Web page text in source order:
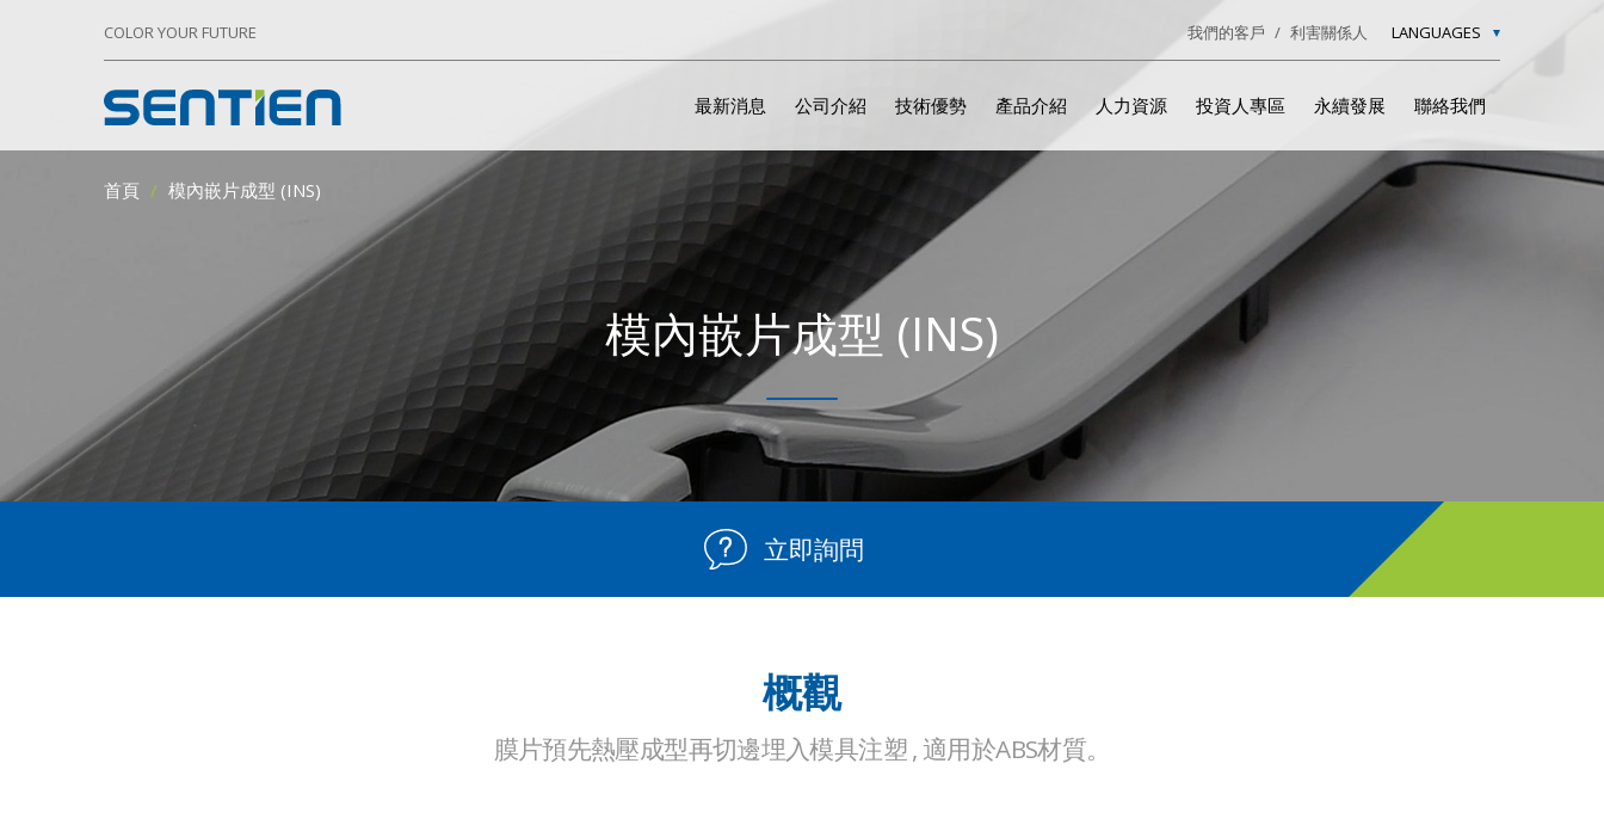
COLOR YOUR FUTURE LANGUAGES
我們的客戶 利害關係人
最新消息 公司介紹 技術優勢 產品介紹 人力資源 投資人專區 永續發展 聯絡我們
模內嵌片成型 (INS)
首頁 模內嵌片成型 (INS)
立即詢問
概觀
膜片預先熱壓成型再切邊埋入模具注塑 , 適用於ABS材質。